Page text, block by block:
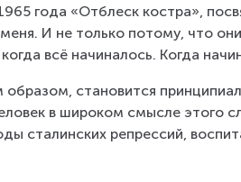
года «Отблеск костра»,
И не только потому, что
всё начиналось. Когда
становится
в широком смысле этого
сталинских репрессий,